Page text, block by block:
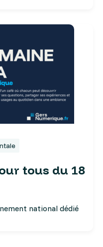
tous du 18
national dédié